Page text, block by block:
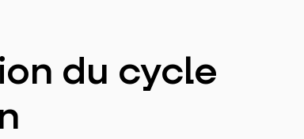
du cycle